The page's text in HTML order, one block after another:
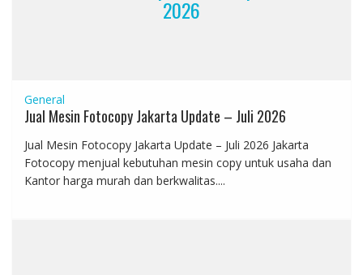
2026
General
Jual Mesin Fotocopy Jakarta Update – Juli 2026
Jual Mesin Fotocopy Jakarta Update – Juli 2026 Jakarta
Fotocopy menjual kebutuhan mesin copy untuk usaha dan
Kantor harga murah dan berkwalitas....